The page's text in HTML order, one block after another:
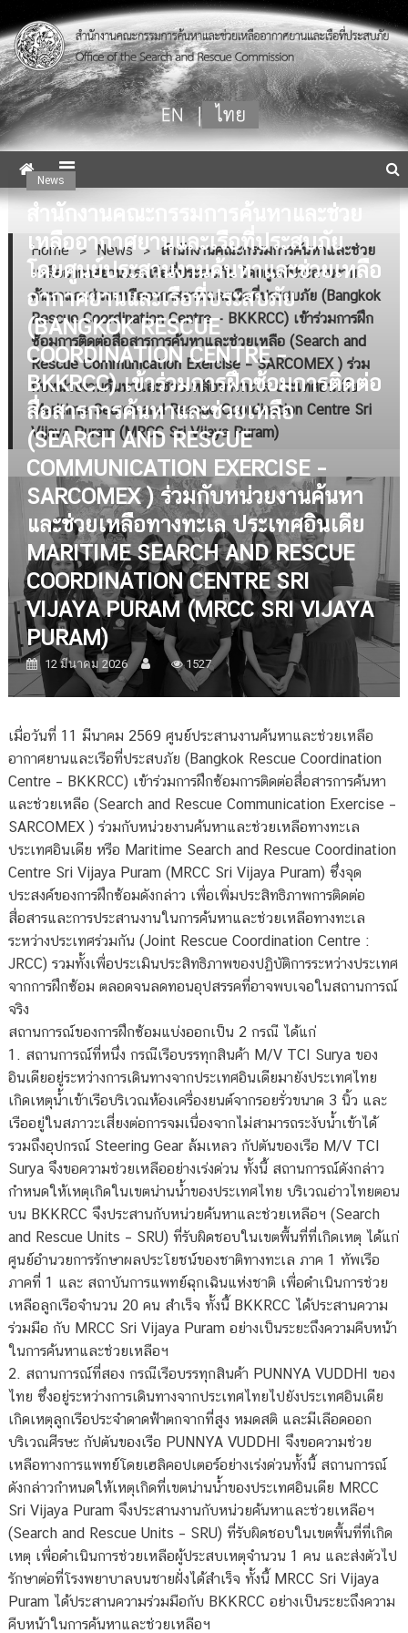
SAR Mission Coordinator
Home > News >
สำนักงานคณะกรรมการค้นหาและช่วย
เหลืออากาศยานและเรือที่ประสบภัย โดยศูนย์ประสานงาน
ค้นหาและช่วยเหลืออากาศยานและเรือที่ประสบภัย (Bangkok
Rescue Coordination Centre – BKKRCC) เข้าร่วมการฝึก
ซ้อมการติดต่อสื่อสารการค้นหาและช่วยเหลือ (Search and
Rescue Communication Exercise – SARCOMEX ) ร่วม
กับหน่วยงานค้นหาและช่วยเหลือทางทะเล ประเทศอินเดีย
Maritime Search and Rescue Coordination Centre Sri
Vijaya Puram (MRCC Sri Vijaya Puram)
News
สำนักงานคณะกรรมการค้นหาและช่วย
เหลืออากาศยานและเรือที่ประสบภัย
โดยศูนย์ประสานงานค้นหาและช่วยเหลือ
อากาศยานและเรือที่ประสบภัย
(BANGKOK RESCUE
COORDINATION CENTRE –
BKKRCC) เข้าร่วมการฝึกซ้อมการติดต่อ
สื่อสารการค้นหาและช่วยเหลือ
(SEARCH AND RESCUE
COMMUNICATION EXERCISE –
SARCOMEX ) ร่วมกับหน่วยงานค้นหา
และช่วยเหลือทางทะเล ประเทศอินเดีย
MARITIME SEARCH AND RESCUE
COORDINATION CENTRE SRI
VIJAYA PURAM (MRCC SRI VIJAYA
PURAM)
12 มีนาคม 2026 1527
เมื่อวันที่ 11 มีนาคม 2569 ศูนย์ประสานงานค้นหาและช่วยเหลือ
อากาศยานและเรือที่ประสบภัย (Bangkok Rescue Coordination
Centre – BKKRCC) เข้าร่วมการฝึกซ้อมการติดต่อสื่อสารการค้นหา
และช่วยเหลือ (Search and Rescue Communication Exercise –
SARCOMEX ) ร่วมกับหน่วยงานค้นหาและช่วยเหลือทางทะเล
ประเทศอินเดีย หรือ Maritime Search and Rescue Coordination
Centre Sri Vijaya Puram (MRCC Sri Vijaya Puram) ซึ่งจุด
ประสงค์ของการฝึกซ้อมดังกล่าว เพื่อเพิ่มประสิทธิภาพการติดต่อ
สื่อสารและการประสานงานในการค้นหาและช่วยเหลือทางทะเล
ระหว่างประเทศร่วมกัน (Joint Rescue Coordination Centre :
JRCC) รวมทั้งเพื่อประเมินประสิทธิภาพของปฏิบัติการระหว่างประเทศ
จากการฝึกซ้อม ตลอดจนลดทอนอุปสรรคที่อาจพบเจอในสถานการณ์
จริง
สถานการณ์ของการฝึกซ้อมแบ่งออกเป็น 2 กรณี ได้แก่
1. สถานการณ์ที่หนึ่ง กรณีเรือบรรทุกสินค้า M/V TCI Surya ของ
อินเดียอยู่ระหว่างการเดินทางจากประเทศอินเดียมายังประเทศไทย
เกิดเหตุน้ำเข้าเรือบริเวณห้องเครื่องยนต์จากรอยรั่วขนาด 3 นิ้ว และ
เรืออยู่ในสภาวะเสี่ยงต่อการจมเนื่องจากไม่สามารถระงับน้ำเข้าได้
รวมถึงอุปกรณ์ Steering Gear ล้มเหลว กัปตันของเรือ M/V TCI
Surya จึงขอความช่วยเหลืออย่างเร่งด่วน ทั้งนี้ สถานการณ์ดังกล่าว
กำหนดให้เหตุเกิดในเขตน่านน้ำของประเทศไทย บริเวณอ่าวไทยตอน
บน BKKRCC จึงประสานกับหน่วยค้นหาและช่วยเหลือฯ (Search
and Rescue Units – SRU) ที่รับผิดชอบในเขตพื้นที่ที่เกิดเหตุ ได้แก่
ศูนย์อํานวยการรักษาผลประโยชน์ของชาติทางทะเล ภาค 1 ทัพเรือ
ภาคที่ 1 และ สถาบันการแพทย์ฉุกเฉินแห่งชาติ เพื่อดำเนินการช่วย
เหลือลูกเรือจำนวน 20 คน สำเร็จ ทั้งนี้ BKKRCC ได้ประสานความ
ร่วมมือ กับ MRCC Sri Vijaya Puram อย่างเป็นระยะถึงความคืบหน้า
ในการค้นหาและช่วยเหลือฯ
2. สถานการณ์ที่สอง กรณีเรือบรรทุกสินค้า PUNNYA VUDDHI ของ
ไทย ซึ่งอยู่ระหว่างการเดินทางจากประเทศไทยไปยังประเทศอินเดีย
เกิดเหตุลูกเรือประจำดาดฟ้าตกจากที่สูง หมดสติ และมีเลือดออก
บริเวณศีรษะ กัปตันของเรือ PUNNYA VUDDHI จึงขอความช่วย
เหลือทางการแพทย์โดยเฮลิคอปเตอร์อย่างเร่งด่วนทั้งนี้ สถานการณ์
ดังกล่าวกำหนดให้เหตุเกิดที่เขตน่านน้ำของประเทศอินเดีย MRCC
Sri Vijaya Puram จึงประสานงานกับหน่วยค้นหาและช่วยเหลือฯ
(Search and Rescue Units – SRU) ที่รับผิดชอบในเขตพื้นที่ที่เกิด
เหตุ เพื่อดำเนินการช่วยเหลือผู้ประสบเหตุจำนวน 1 คน และส่งตัวไป
รักษาต่อที่โรงพยาบาลบนชายฝั่งได้สำเร็จ ทั้งนี้ MRCC Sri Vijaya
Puram ได้ประสานความร่วมมือกับ BKKRCC อย่างเป็นระยะถึงความ
คืบหน้าในการค้นหาและช่วยเหลือฯ